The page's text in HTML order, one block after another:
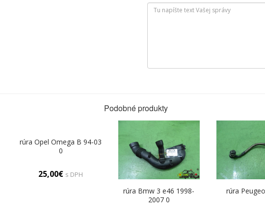
Podobné produkty
rúra Opel Omega B 94-03
0
25,00€ s DPH
rúra Bmw 3 e46 1998-
2007 0
rúra